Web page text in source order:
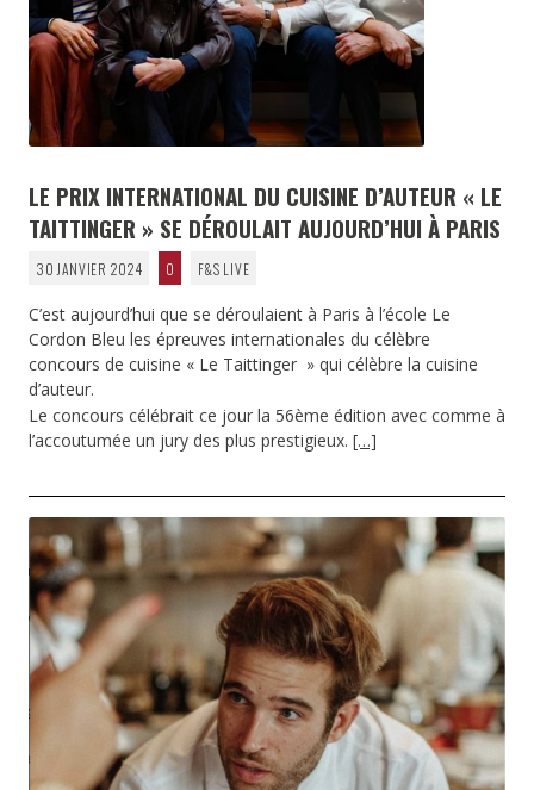
LE PRIX INTERNATIONAL DU CUISINE D’AUTEUR « LE
TAITTINGER » SE DÉROULAIT AUJOURD’HUI À PARIS
30 JANVIER 2024 0 F&S LIVE
C’est aujourd’hui que se déroulaient à Paris à l’école Le
Cordon Bleu les épreuves internationales du célèbre
concours de cuisine « Le Taittinger » qui célèbre la cuisine
d’auteur.
Le concours célébrait ce jour la 56ème édition avec comme à
l’accoutumée un jury des plus prestigieux. […]